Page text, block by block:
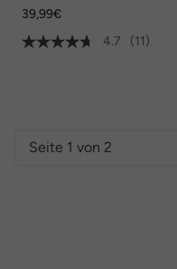
39,99€
4.7
(11)
Seite 1 von 2